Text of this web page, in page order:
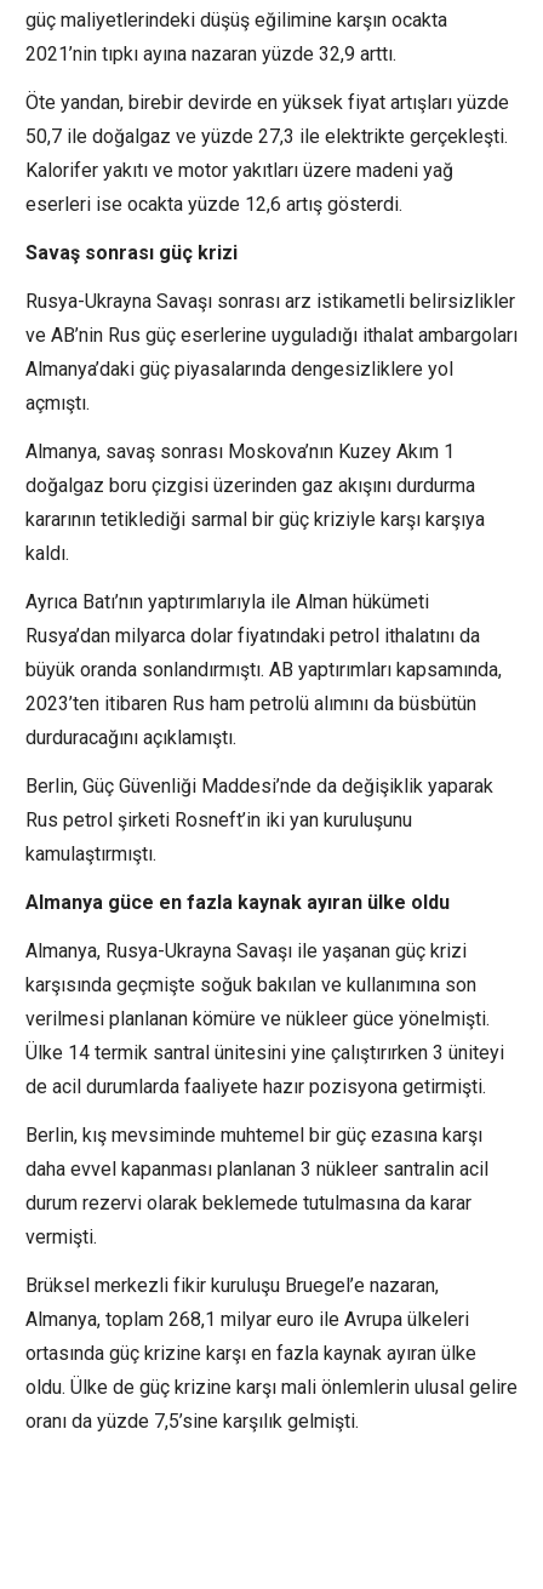
güç maliyetlerindeki düşüş eğilimine karşın ocakta
2021’nin tıpkı ayına nazaran yüzde 32,9 arttı.
Öte yandan, birebir devirde en yüksek fiyat artışları yüzde
50,7 ile doğalgaz ve yüzde 27,3 ile elektrikte gerçekleşti.
Kalorifer yakıtı ve motor yakıtları üzere madeni yağ
eserleri ise ocakta yüzde 12,6 artış gösterdi.
Savaş sonrası güç krizi
Rusya-Ukrayna Savaşı sonrası arz istikametli belirsizlikler
ve AB’nin Rus güç eserlerine uyguladığı ithalat ambargoları
Almanya’daki güç piyasalarında dengesizliklere yol
açmıştı.
Almanya, savaş sonrası Moskova’nın Kuzey Akım 1
doğalgaz boru çizgisi üzerinden gaz akışını durdurma
kararının tetiklediği sarmal bir güç kriziyle karşı karşıya
kaldı.
Ayrıca Batı’nın yaptırımlarıyla ile Alman hükümeti
Rusya’dan milyarca dolar fiyatındaki petrol ithalatını da
büyük oranda sonlandırmıştı. AB yaptırımları kapsamında,
2023’ten itibaren Rus ham petrolü alımını da büsbütün
durduracağını açıklamıştı.
Berlin, Güç Güvenliği Maddesi’nde da değişiklik yaparak
Rus petrol şirketi Rosneft’in iki yan kuruluşunu
kamulaştırmıştı.
Almanya güce en fazla kaynak ayıran ülke oldu
Almanya, Rusya-Ukrayna Savaşı ile yaşanan güç krizi
karşısında geçmişte soğuk bakılan ve kullanımına son
verilmesi planlanan kömüre ve nükleer güce yönelmişti.
Ülke 14 termik santral ünitesini yine çalıştırırken 3 üniteyi
de acil durumlarda faaliyete hazır pozisyona getirmişti.
Berlin, kış mevsiminde muhtemel bir güç ezasına karşı
daha evvel kapanması planlanan 3 nükleer santralin acil
durum rezervi olarak beklemede tutulmasına da karar
vermişti.
Brüksel merkezli fikir kuruluşu Bruegel’e nazaran,
Almanya, toplam 268,1 milyar euro ile Avrupa ülkeleri
ortasında güç krizine karşı en fazla kaynak ayıran ülke
oldu. Ülke de güç krizine karşı mali önlemlerin ulusal gelire
oranı da yüzde 7,5’sine karşılık gelmişti.